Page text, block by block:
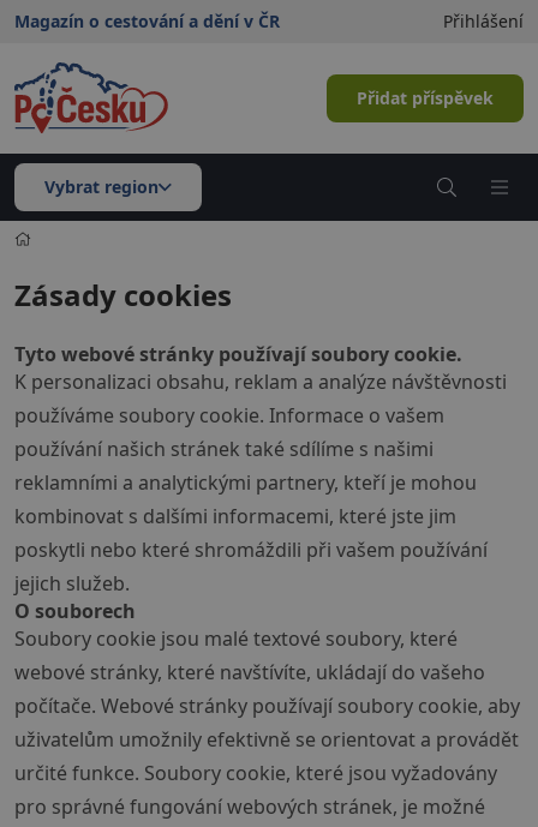
Magazín o cestování a dění v ČR Přihlášení
Přidat příspěvek
Vybrat region
Zásady cookies
Tyto webové stránky používají soubory cookie.
K personalizaci obsahu, reklam a analýze návštěvnosti
používáme soubory cookie. Informace o vašem
používání našich stránek také sdílíme s našimi
reklamními a analytickými partnery, kteří je mohou
kombinovat s dalšími informacemi, které jste jim
poskytli nebo které shromáždili při vašem používání
jejich služeb.
O souborech
Soubory cookie jsou malé textové soubory, které
webové stránky, které navštívíte, ukládají do vašeho
počítače. Webové stránky používají soubory cookie, aby
uživatelům umožnily efektivně se orientovat a provádět
určité funkce. Soubory cookie, které jsou vyžadovány
pro správné fungování webových stránek, je možné